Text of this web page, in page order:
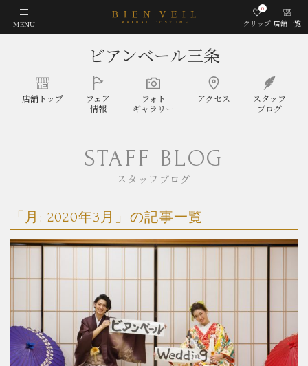
MENU クリップ
0
店舗一覧
ビアンベール三条
店舗トップ
フェア
情報
フォト
ギャラリー
アクセス
スタッフ
ブログ
STAFF BLOG
スタッフブログ
「月: 2020年3月 」の記事一覧